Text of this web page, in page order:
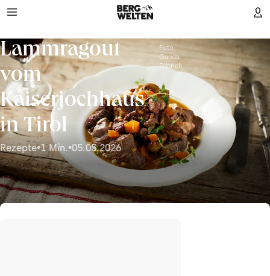
Lammragout
vom
Kaiserjochhaus
in Tirol
Rezepte•1 Min.•05.05.2026
Foto:
Gunda
Dittrich